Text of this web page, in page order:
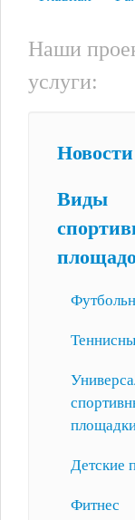
Наши
услуги:
Новости
Виды
Детские
Фитнес